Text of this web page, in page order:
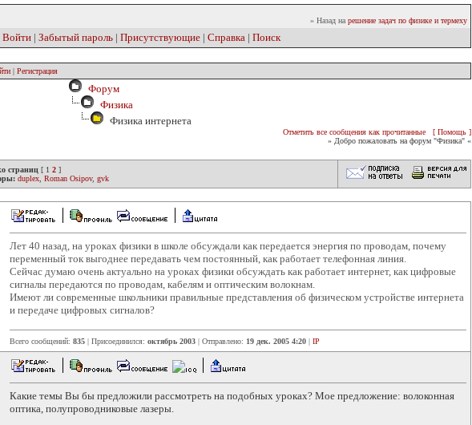
» Назад на решение задач по физике и термеху
Войти | Забытый пароль | Присутствующие | Справка | Поиск
| Регистрация
Форум
Физика
Физика интернета
Отметить все сообщения как прочитанные
[ Помощь ]
» Добро пожаловать на форум "Физика" «
страниц [ 1 2 ]
duplex Roman Osipov, gvk
Лет 40 назад, на уроках физики в школе обсуждали как передается энергия по проводам, почему
переменный ток выгоднее передавать чем постоянный, как работает телефонная линия.
Сейчас думаю очень актуально на уроках физики обсуждать как работает интернет, как цифровые
сигналы передаются по проводам, кабелям и оптическим волокнам.
Имеют ли современные школьники правильные представления об физическом устройстве интернета
и передаче цифровых сигналов?
Всего сообщений: 835 | Присоединился: октябрь 2003 | Отправлено: 19 дек. 2005 4:20 | IP
Какие темы Вы бы предложили рассмотреть на подобных уроках? Мое предложение: волоконная
оптика, полупроводниковые лазеры.